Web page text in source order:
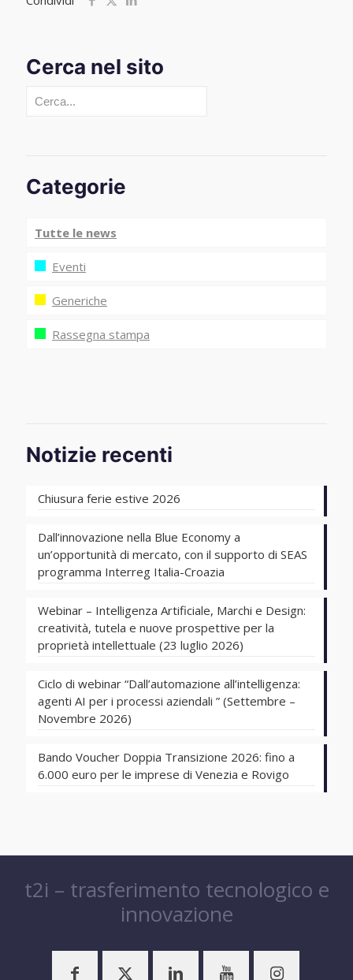
Cerca nel sito
Cerca
Categorie
Tutte le news
Eventi
Generiche
Rassegna stampa
Notizie recenti
Chiusura ferie estive 2026
Dall’innovazione nella Blue Economy a
un’opportunità di mercato, con il supporto di SEAS
programma Interreg Italia-Croazia
Webinar – Intelligenza Artificiale, Marchi e Design:
creatività, tutela e nuove prospettive per la
proprietà intellettuale (23 luglio 2026)
Ciclo di webinar “Dall’automazione all’intelligenza:
agenti AI per i processi aziendali ” (Settembre –
Novembre 2026)
Bando Voucher Doppia Transizione 2026: fino a
6.000 euro per le imprese di Venezia e Rovigo
t2i – trasferimento tecnologico e
innovazione